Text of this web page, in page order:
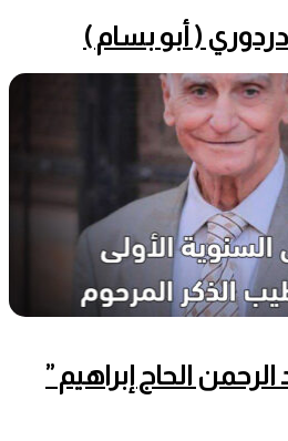
( أبو بسام )
الحاج إبراهيم ”